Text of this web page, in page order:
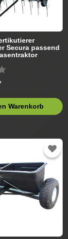
Secura passend
Warenkorb